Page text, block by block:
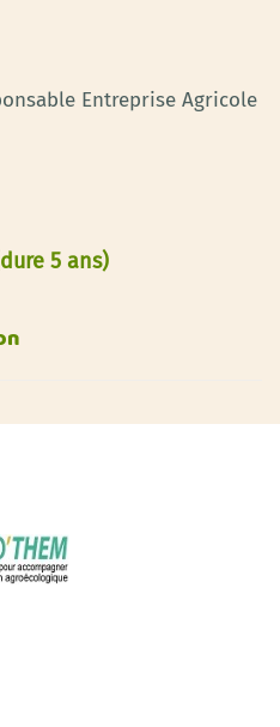
Entreprise Agricole
5 ans)